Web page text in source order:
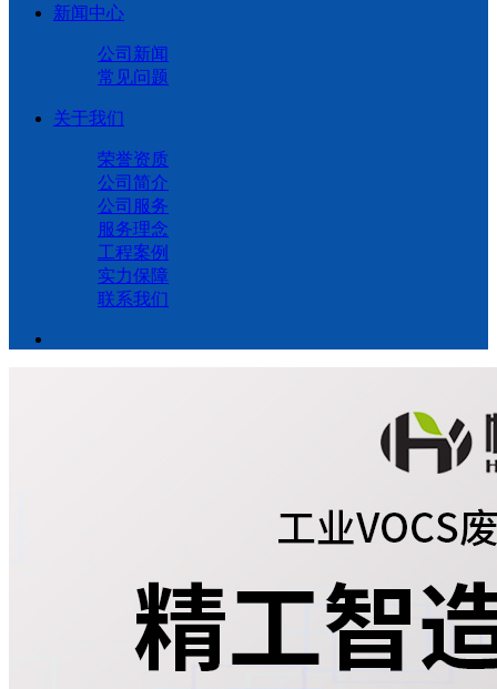
新闻中心
公司新闻
常见问题
关于我们
荣誉资质
公司简介
公司服务
服务理念
工程案例
实力保障
联系我们